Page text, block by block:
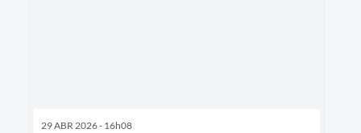
29 ABR 2026 - 16h08